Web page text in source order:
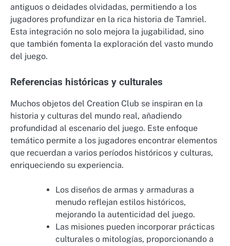
antiguos o deidades olvidadas, permitiendo a los
jugadores profundizar en la rica historia de Tamriel.
Esta integración no solo mejora la jugabilidad, sino
que también fomenta la exploración del vasto mundo
del juego.
Referencias históricas y culturales
Muchos objetos del Creation Club se inspiran en la
historia y culturas del mundo real, añadiendo
profundidad al escenario del juego. Este enfoque
temático permite a los jugadores encontrar elementos
que recuerdan a varios períodos históricos y culturas,
enriqueciendo su experiencia.
Los diseños de armas y armaduras a
menudo reflejan estilos históricos,
mejorando la autenticidad del juego.
Las misiones pueden incorporar prácticas
culturales o mitologías, proporcionando a